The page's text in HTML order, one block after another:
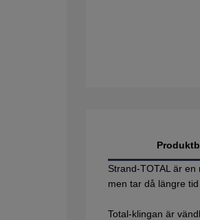
Strand-TOTAL är
men tar då längre
Total-klingan är